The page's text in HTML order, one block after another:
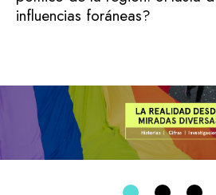
influencias foráneas?